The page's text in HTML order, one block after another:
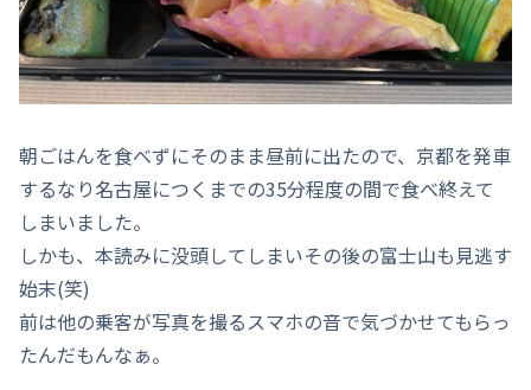
朝ごはんを食べずにそのまま昼前に出たので、京都を発車
するなり名古屋につくまでの35分程度の間で食べ終えて
しまいました。
しかも、本読みに没頭してしまいその後の富士山も見逃す
始末(笑)
前は他の乗客が写真を撮るスマホの音で気づかせてもらっ
たんだもんなぁ。